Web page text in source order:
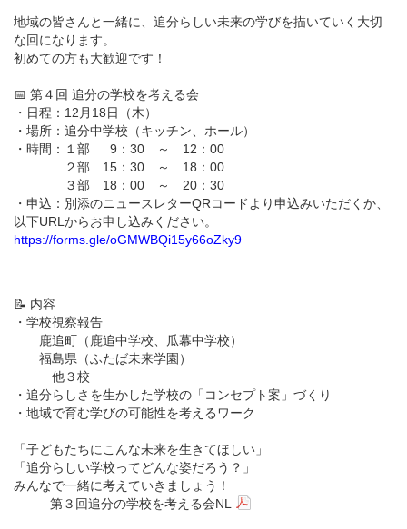
地域の皆さんと一緒に、追分らしい未来の学びを描いていく大切
な回になります。
初めての方も大歓迎です！
📅 第４回 追分の学校を考える会
・日程：12月18日（木）
・場所：追分中学校（キッチン、ホール）
・時間：１部 9：30 ～ 12：00
２部 15：30 ～ 18：00
３部 18：00 ～ 20：30
・申込：別添のニュースレターQRコードより申込みいただくか、
以下URLからお申し込みください。
https://forms.gle/oGMWBQi15y66oZky9
📝 内容
・学校視察報告
鹿追町（鹿追中学校、瓜幕中学校）
福島県（ふたば未来学園）
他３校
・追分らしさを生かした学校の「コンセプト案」づくり
・地域で育む学びの可能性を考えるワーク
「子どもたちにこんな未来を生きてほしい」
「追分らしい学校ってどんな姿だろう？」
みんなで一緒に考えていきましょう！
第３回追分の学校を考える会NL